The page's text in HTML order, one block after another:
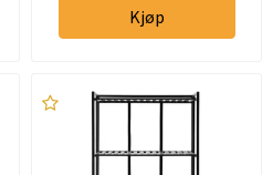
Kjøp